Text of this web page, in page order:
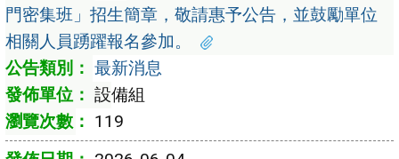
門密集班」招生簡章，敬請惠予公告，並鼓勵單位
相關人員踴躍報名參加。
最新消息
設備組
119